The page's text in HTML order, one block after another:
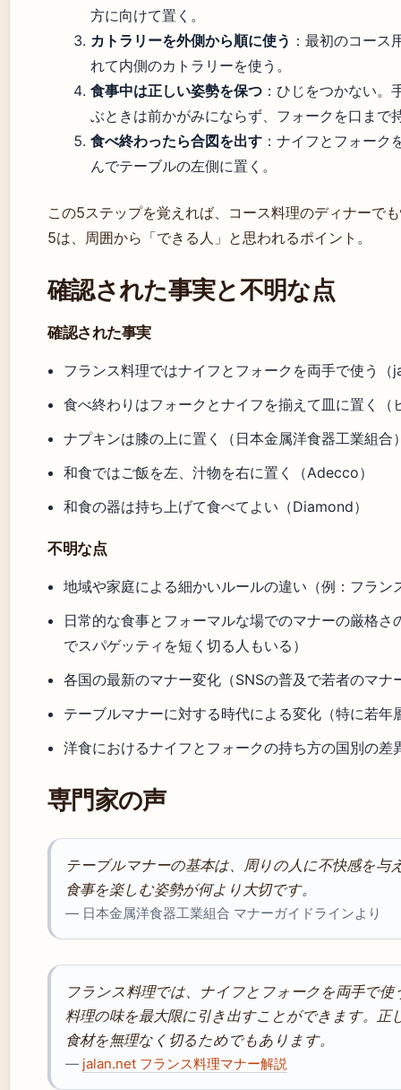
方に向けて置く。
カトラリーを外側から順に使う ：最初のコー
れて内側のカトラリーを使う。
食事中は正しい姿勢を保つ ：ひじをつかない
ぶときは前かがみにならず、フォークを口まで
食べ終わったら合図を出す ：ナイフとフォー
んでテーブルの左側に置く。
この5ステップを覚えれば、コース料理のディナーで
5は、周囲から「できる人」と思われるポイント。
確認された事実と不明な点
確認された事実
フランス料理ではナイフとフォークを両手で使う（
食べ終わりはフォークとナイフを揃えて皿に置く（
ナプキンは膝の上に置く（日本金属洋食器工業組合
和食ではご飯を左、汁物を右に置く（Adecco）
和食の器は持ち上げて食べてよい（Diamond）
不明な点
地域や家庭による細かいルールの違い（例：フラ
日常的な食事とフォーマルな場でのマナーの厳格
でスパゲッティを短く切る人もいる）
各国の最新のマナー変化（SNSの普及で若者のマナ
テーブルマナーに対する時代による変化（特に若年
洋食におけるナイフとフォークの持ち方の国別の
専門家の声
テーブルマナーの基本は、周りの人に不快感を
食事を楽しむ姿勢が何より大切です。
— 日本金属洋食器工業組合 マナーガイドラインより
フランス料理では、ナイフとフォークを両手で使
料理の味を最大限に引き出すことができます。正
食材を無理なく切るためでもあります。
— jalan.net フランス料理マナー解説